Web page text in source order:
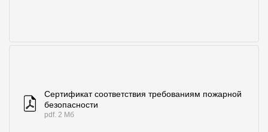
Сертификат соответствия требованиям пожарной
безопасности
pdf. 2 Мб